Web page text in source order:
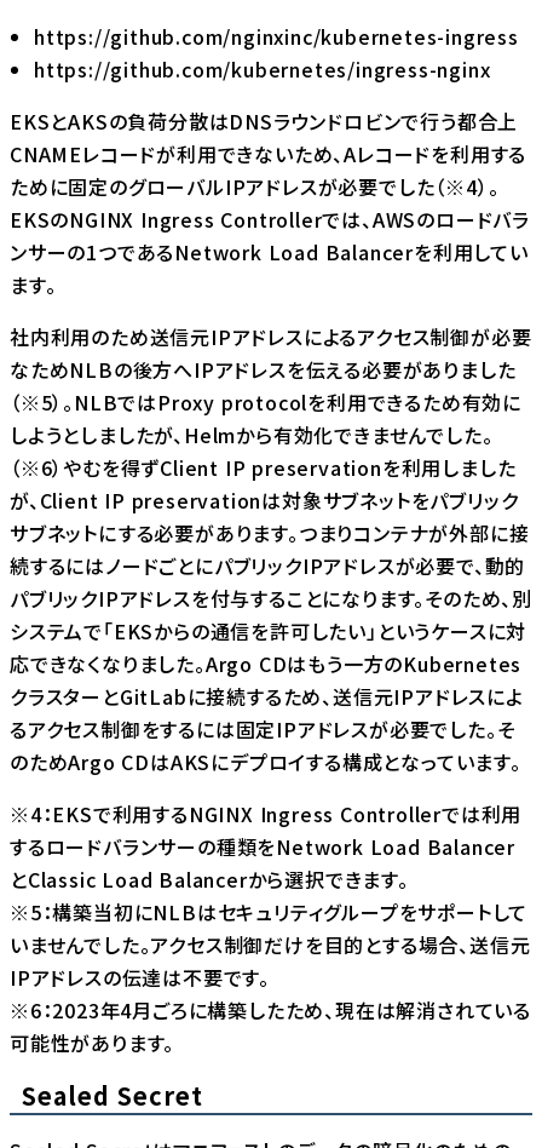
https://github.com/nginxinc/kubernetes-ingress
https://github.com/kubernetes/ingress-nginx
EKSとAKSの負荷分散はDNSラウンドロビンで行う都合上
CNAMEレコードが利用できないため、Aレコードを利用する
ために固定のグローバルIPアドレスが必要でした（※4）。
EKSのNGINX Ingress Controllerでは、AWSのロードバラ
ンサーの1つであるNetwork Load Balancerを利用してい
ます。
社内利用のため送信元IPアドレスによるアクセス制御が必要
なためNLBの後方へIPアドレスを伝える必要がありました
（※5）。NLBではProxy protocolを利用できるため有効に
しようとしましたが、Helmから有効化できませんでした。
（※6）やむを得ずClient IP preservationを利用しました
が、 Client IP preservationは対象サブネットをパブリック
サブネットにする必要があります。つまりコンテナが外部に接
続するにはノードごとにパブリックIPアドレスが必要で、動的
パブリックIPアドレスを付与することになります。そのため、別
システムで「EKSからの通信を許可したい」というケースに対
応できなくなりました。Argo CDはもう一方のKubernetes
クラスターとGitLabに接続するため、送信元IPアドレスによ
るアクセス制御をするには固定IPアドレスが必要でした。そ
のためArgo CDはAKSにデプロイする構成となっています。
※4：EKSで利用するNGINX Ingress Controllerでは利用
するロードバランサーの種類をNetwork Load Balancer
とClassic Load Balancerから選択できます。
※5：構築当初にNLBはセキュリティグループをサポートして
いませんでした。アクセス制御だけを目的とする場合、送信元
IPアドレスの伝達は不要です。
※6：2023年4月ごろに構築したため、現在は解消されている
可能性があります。
Sealed Secret